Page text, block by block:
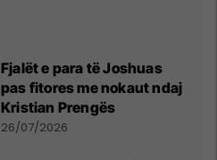
Fjalët e para të Joshuas
pas fitores me nokaut ndaj
Kristian Prengës
26/07/2026